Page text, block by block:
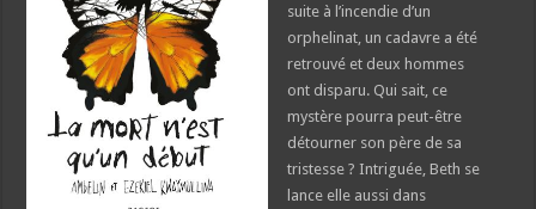
suite à l’incendie d’un
orphelinat, un cadavre a été
retrouvé et deux hommes
ont disparu. Qui sait, ce
mystère pourra peut-être
détourner son père de sa
tristesse ? Intriguée, Beth se
lance elle aussi dans